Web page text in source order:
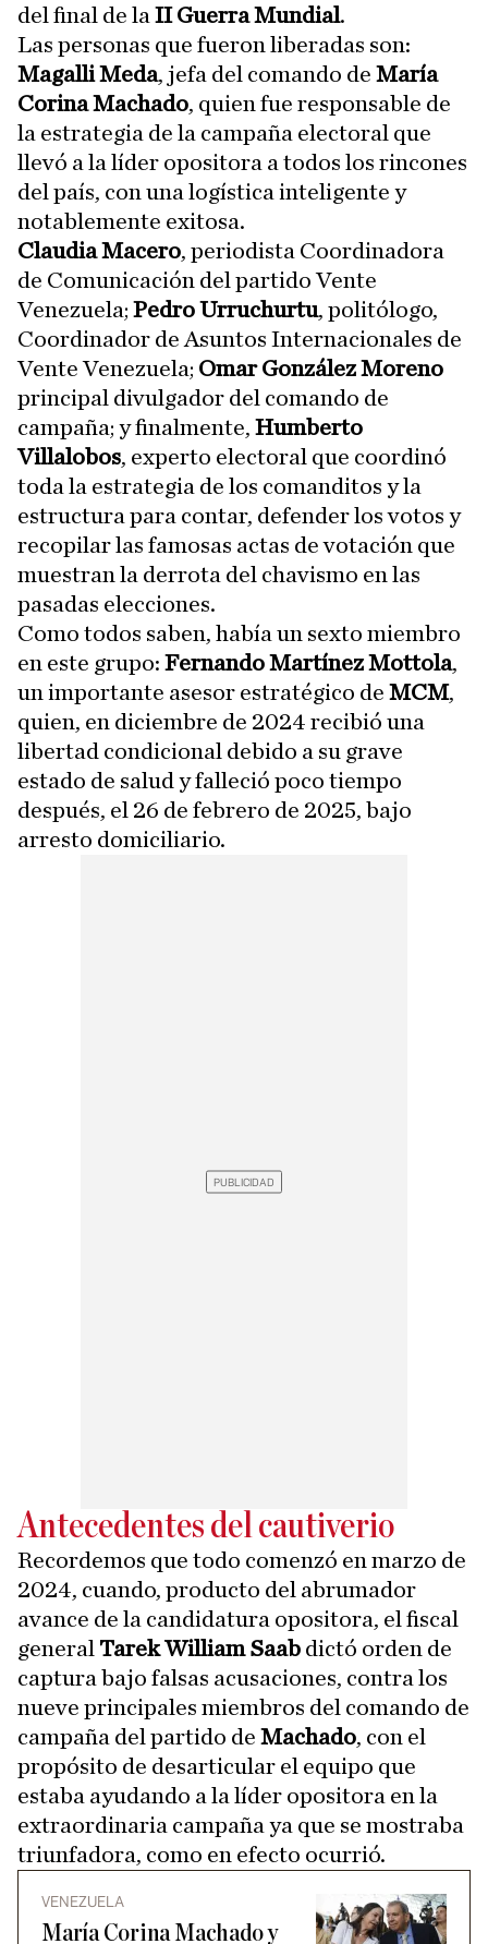
del final de la II Guerra Mundial.
Las personas que fueron liberadas son:
Magalli Meda, jefa del comando de María
Corina Machado, quien fue responsable de
la estrategia de la campaña electoral que
llevó a la líder opositora a todos los rincones
del país, con una logística inteligente y
notablemente exitosa.
Claudia Macero, periodista Coordinadora
de Comunicación del partido Vente
Venezuela; Pedro Urruchurtu, politólogo,
Coordinador de Asuntos Internacionales de
Vente Venezuela; Omar González Moreno
principal divulgador del comando de
campaña; y finalmente, Humberto
Villalobos, experto electoral que coordinó
toda la estrategia de los comanditos y la
estructura para contar, defender los votos y
recopilar las famosas actas de votación que
muestran la derrota del chavismo en las
pasadas elecciones.
Como todos saben, había un sexto miembro
en este grupo: Fernando Martínez Mottola,
un importante asesor estratégico de MCM,
quien, en diciembre de 2024 recibió una
libertad condicional debido a su grave
estado de salud y falleció poco tiempo
después, el 26 de febrero de 2025, bajo
arresto domiciliario.
Antecedentes del cautiverio
Recordemos que todo comenzó en marzo de
2024, cuando, producto del abrumador
avance de la candidatura opositora, el fiscal
general Tarek William Saab dictó orden de
captura bajo falsas acusaciones, contra los
nueve principales miembros del comando de
campaña del partido de Machado, con el
propósito de desarticular el equipo que
estaba ayudando a la líder opositora en la
extraordinaria campaña ya que se mostraba
triunfadora, como en efecto ocurrió.
VENEZUELA
María Corina Machado y